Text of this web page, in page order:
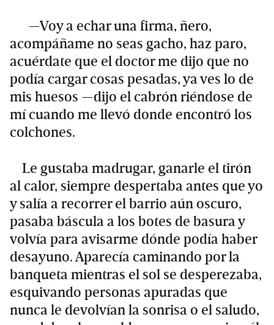
—Voy a echar una firma, ñero,
acompáñame no seas gacho, haz paro,
acuérdate que el doctor me dijo que no
podía cargar cosas pesadas, ya ves lo de
mis huesos —dijo el cabrón riéndose de
mí cuando me llevó donde encontró los
colchones.
Le gustaba madrugar, ganarle el tirón
al calor, siempre despertaba antes que yo
y salía a recorrer el barrio aún oscuro,
pasaba báscula a los botes de basura y
volvía para avisarme dónde podía haber
desayuno. Aparecía caminando por la
banqueta mientras el sol se desperezaba,
esquivando personas apuradas que
nunca le devolvían la sonrisa o el saludo,